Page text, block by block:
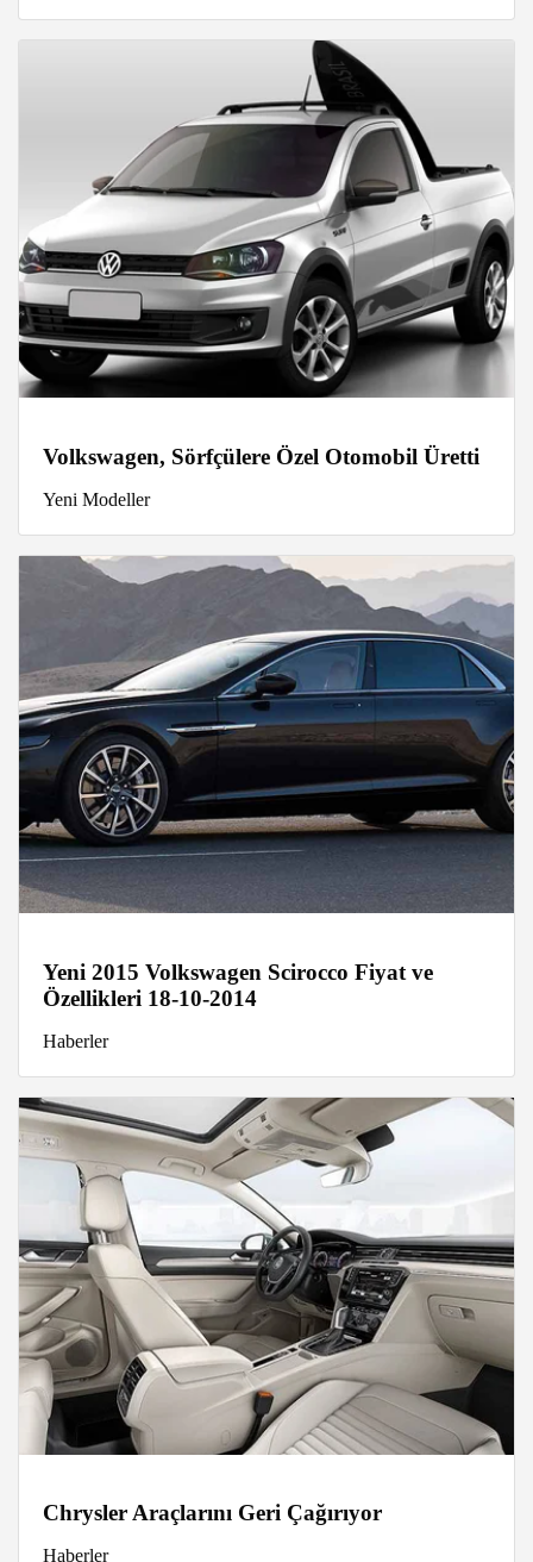
Volkswagen, Sörfçülere Özel Otomobil Üretti
Yeni Modeller
Yeni 2015 Volkswagen Scirocco Fiyat ve
Özellikleri 18-10-2014
Haberler
Chrysler Araçlarını Geri Çağırıyor
Haberler